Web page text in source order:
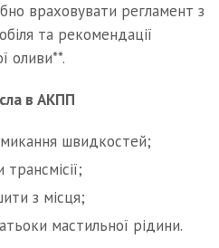
враховувати регламент з
та рекомендації
оливи**.
в АКПП
швидкостей;
з місця;
мастильної рідини.